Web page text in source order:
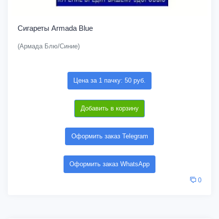
Сигареты Armada Blue
(Армада Блю/Синие)
Цена за 1 пачку: 50 руб.
Добавить в корзину
Оформить заказ Telegram
Оформить заказ WhatsApp
0